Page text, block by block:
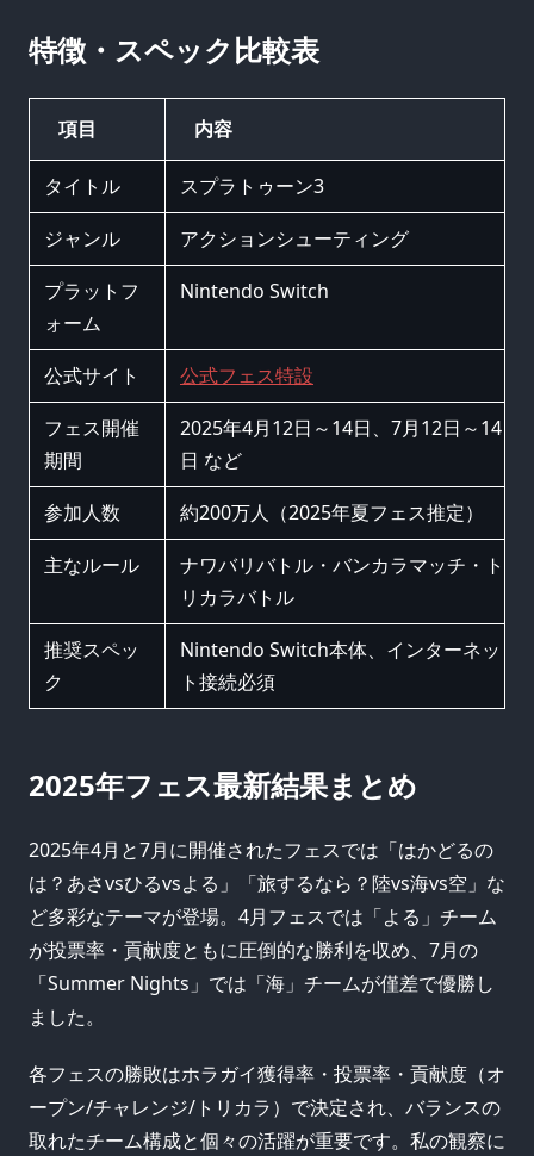
特徴・スペック比較表
項目 内容
タイトル
スプラトゥーン3
ジャンル
アクションシューティング
プラットフ
ォーム
Nintendo Switch
公式サイト
公式フェス特設
フェス開催
期間
2025年4月12日～14日、7月12日～14
日 など
参加人数
約200万人（2025年夏フェス推定）
主なルール
ナワバリバトル・バンカラマッチ・ト
リカラバトル
推奨スペッ
ク
Nintendo Switch本体、インターネッ
ト接続必須
2025年フェス最新結果まとめ
2025年4月と7月に開催されたフェスでは「はかどるの
は？あさvsひるvsよる」「旅するなら？陸vs海vs空」な
ど多彩なテーマが登場。4月フェスでは「よる」チーム
が投票率・貢献度ともに圧倒的な勝利を収め、7月の
「Summer Nights」では「海」チームが僅差で優勝し
ました。
各フェスの勝敗はホラガイ獲得率・投票率・貢献度（オ
ープン/チャレンジ/トリカラ）で決定され、バランスの
取れたチーム構成と個々の活躍が重要です。私の観察に